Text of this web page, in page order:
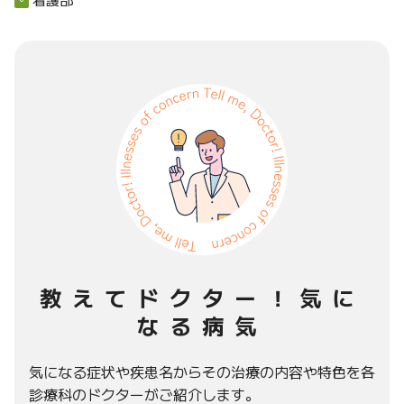
教えてドクター！気に
なる病気
気になる症状や疾患名からその治療の内容や特色を各
診療科のドクターがご紹介します。